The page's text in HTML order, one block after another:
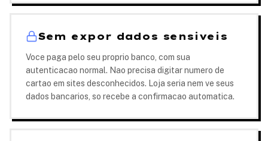
Sem expor dados sensiveis
Voce paga pelo seu proprio banco, com sua
autenticacao normal. Nao precisa digitar numero de
cartao em sites desconhecidos. Loja seria nem ve seus
dados bancarios, so recebe a confirmacao automatica.